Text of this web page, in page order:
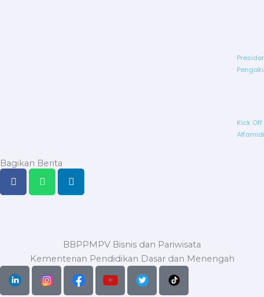
Kick
Bagikan Berita
BBPPMPV Bisnis dan Pariwisata
Kementerian Pendidikan Dasar dan Menengah